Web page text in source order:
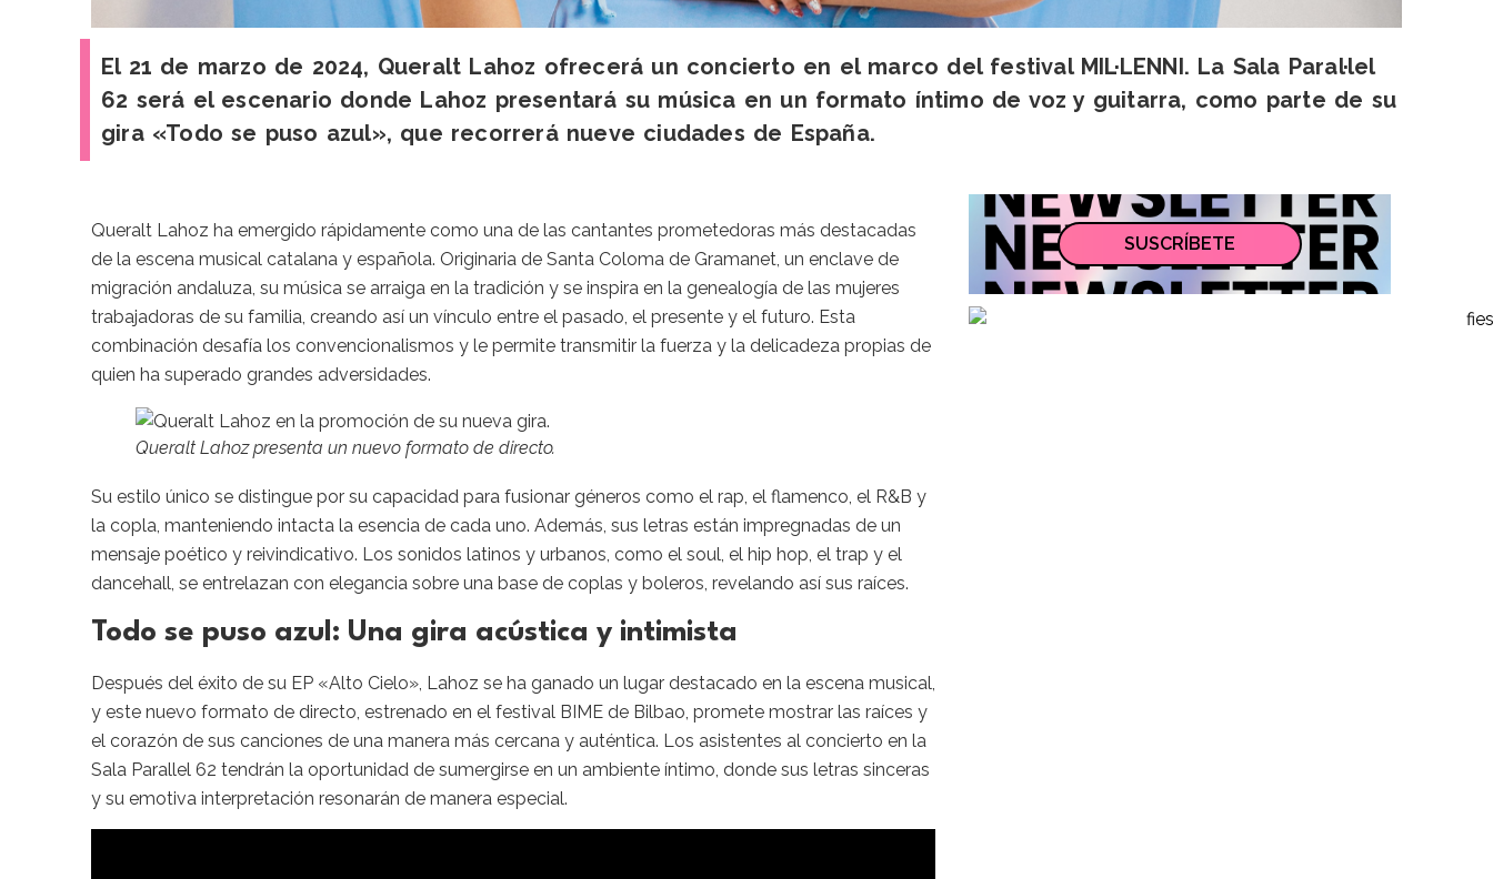
El 21 de marzo de 2024, Queralt Lahoz ofrecerá un concierto en el marco del festival MIL·LENNI. La Sala Paral·lel
62 será el escenario donde Lahoz presentará su música en un formato íntimo de voz y guitarra, como parte de su
gira «Todo se puso azul», que recorrerá nueve ciudades de España.
Queralt Lahoz ha emergido rápidamente como una de las cantantes prometedoras más destacadas
de la escena musical catalana y española. Originaria de Santa Coloma de Gramanet, un enclave de
migración andaluza, su música se arraiga en la tradición y se inspira en la genealogía de las mujeres
trabajadoras de su familia, creando así un vínculo entre el pasado, el presente y el futuro. Esta
combinación desafía los convencionalismos y le permite transmitir la fuerza y la delicadeza propias de
quien ha superado grandes adversidades.
Queralt Lahoz presenta un nuevo formato de directo.
Su estilo único se distingue por su capacidad para fusionar géneros como el rap, el flamenco, el R&B y
la copla, manteniendo intacta la esencia de cada uno. Además, sus letras están impregnadas de un
mensaje poético y reivindicativo. Los sonidos latinos y urbanos, como el soul, el hip hop, el trap y el
dancehall, se entrelazan con elegancia sobre una base de coplas y boleros, revelando así sus raíces.
Todo se puso azul: Una gira acústica y intimista
Después del éxito de su EP «Alto Cielo», Lahoz se ha ganado un lugar destacado en la escena musical,
y este nuevo formato de directo, estrenado en el festival BIME de Bilbao, promete mostrar las raíces y
el corazón de sus canciones de una manera más cercana y auténtica. Los asistentes al concierto en la
Sala Parallel 62 tendrán la oportunidad de sumergirse en un ambiente íntimo, donde sus letras sinceras
y su emotiva interpretación resonarán de manera especial.
SUSCRÍBETE